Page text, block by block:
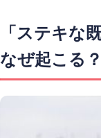
「ステキな
なぜ起こる？